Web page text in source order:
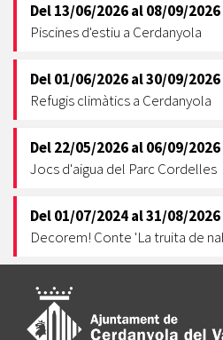
Del13/06/2026al08/09/2026
Piscines d'estiu a Cerdanyola
Del01/06/2026al30/09/2026
Refugis climàtics a Cerdanyola
Del22/05/2026al06/09/2026
Jocs d'aigua del Parc Cordelles
Del01/07/2024al31/08/2026
Decorem! Conte 'La truita de